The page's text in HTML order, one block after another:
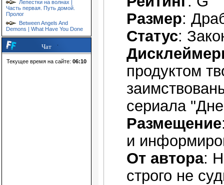
Лепестки на волнах |
Часть первая. Путь домой.
Пролог
Between Angels And
Demons | What Have You Done
Чат
Текущее время на сайте: 06:10
Размер:
Статус:
продуктом
сериала
Размещение
и
От автора:
строго не